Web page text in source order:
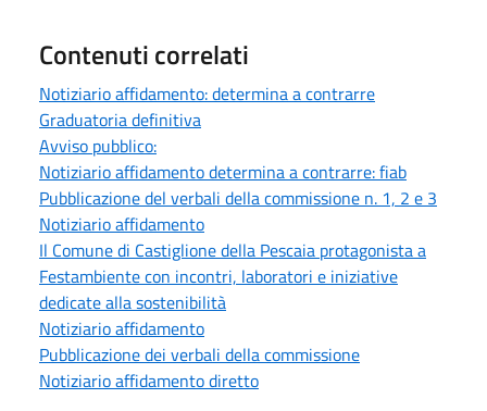
Contenuti correlati
Notiziario affidamento: determina a contrarre
Graduatoria definitiva
Avviso pubblico:
Notiziario affidamento determina a contrarre: fiab
Pubblicazione del verbali della commissione n. 1, 2 e 3
Notiziario affidamento
Il Comune di Castiglione della Pescaia protagonista a
Festambiente con incontri, laboratori e iniziative
dedicate alla sostenibilità
Notiziario affidamento
Pubblicazione dei verbali della commissione
Notiziario affidamento diretto